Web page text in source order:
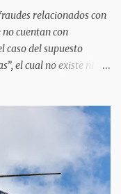
relacionados con
cuentan con
caso del supuesto
el cual no existe ni
promoción de
interesadas en
que anuncian